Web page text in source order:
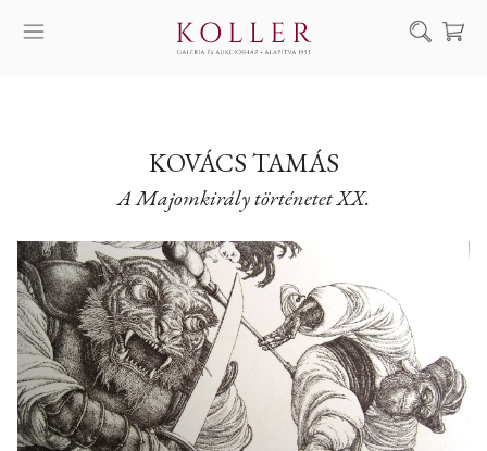
MŰVÉSZEINK
ALKOTÁSOK
AUKCIÓ
KIÁLLÍTÁSAINK
HÍREINK
RÓLUNK
EN
Keresés
KOVÁCS TAMÁS
A Majomkirály történetet XX.